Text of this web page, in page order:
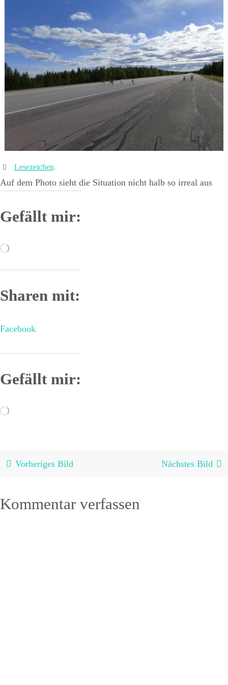
Lesezeichen.
Auf dem Photo sieht die Situation nicht halb so irreal aus
Gefällt mir:
Wird
Sharen mit:
Facebook
Gefällt mir:
Wird
Vorheriges Bild Nächstes Bild
Kommentar verfassen